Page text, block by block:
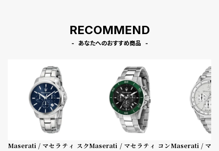
RECOMMEND
あなたへのおすすめ商品
Maserati / マセラティ スクMaserati / マセラティ コンMaserati / マセ